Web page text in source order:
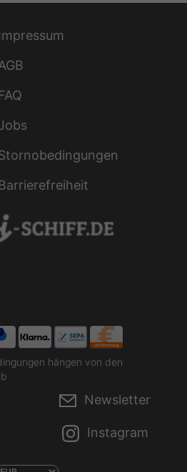
hängen von den
Newsletter
Instagram